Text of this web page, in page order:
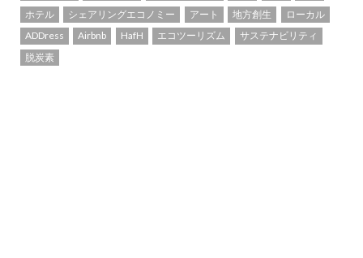
ホテル
シェアリングエコノミー アート 地方創生
ローカル
ADDress
Airbnb HafH エコツーリズム
サステナビリティ
脱炭素